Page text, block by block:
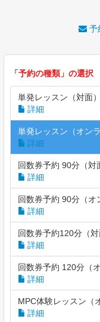
予
「予約の種類 」の選択
単発レッスン（対面
詳細
単発レッスン（オン
詳細
回数券予約 90分（
詳細
回数券予約 90分（
詳細
回数券予約120分（
詳細
回数券予約 120分（
詳細
MPC体験レッスン（
詳細